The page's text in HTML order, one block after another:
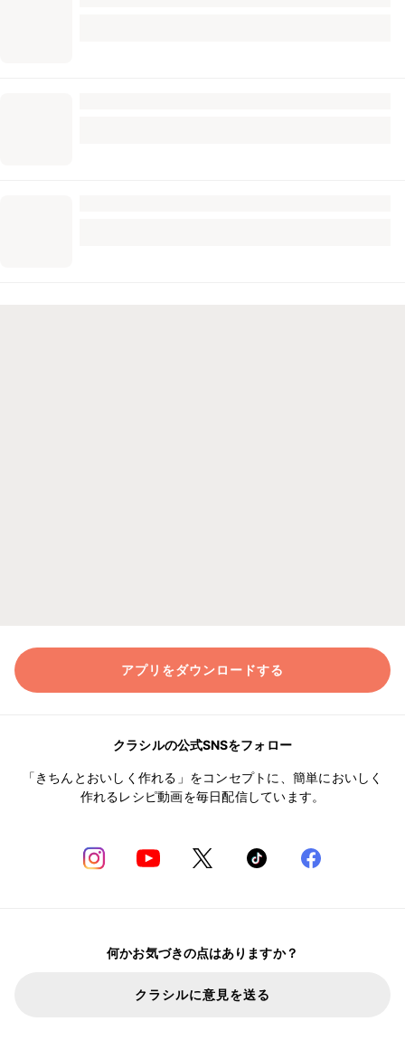
アプリをダウンロードする
クラシルの公式SNSをフォロー
「きちんとおいしく作れる」をコンセプトに、簡単においしく
作れるレシピ動画を毎日配信しています。
何かお気づきの点はありますか？
クラシルに意見を送る